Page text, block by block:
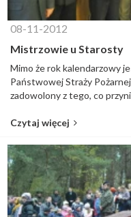
08-11-2012
Mistrzowie u Starosty
Mimo że rok kalendarzowy
Państwowej Straży
zadowolony z tego, co
Czytaj więcej